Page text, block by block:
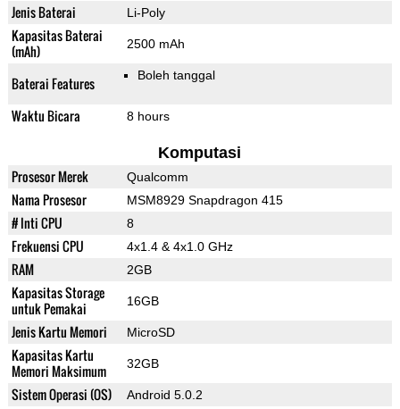
Jenis Baterai Li-Poly
Kapasitas Baterai
(mAh)
2500 mAh
Baterai Features Boleh tanggal
Waktu Bicara 8 hours
Komputasi
Prosesor Merek Qualcomm
Nama Prosesor MSM8929 Snapdragon 415
# Inti CPU 8
Frekuensi CPU 4x1.4 & 4x1.0 GHz
RAM 2GB
Kapasitas Storage
untuk Pemakai
16GB
Jenis Kartu Memori MicroSD
Kapasitas Kartu
Memori Maksimum
32GB
Sistem Operasi (OS) Android 5.0.2